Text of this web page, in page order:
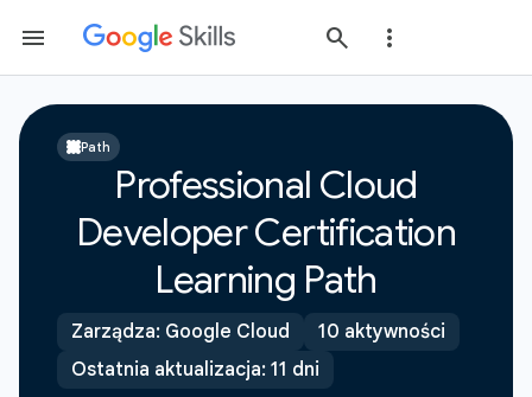
Path
Professional Cloud
Developer Certification
Learning Path
Zarządza: Google Cloud
10 aktywności
Ostatnia aktualizacja: 11 dni